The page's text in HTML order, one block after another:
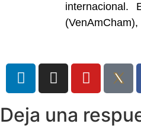
internacional.
Deja una